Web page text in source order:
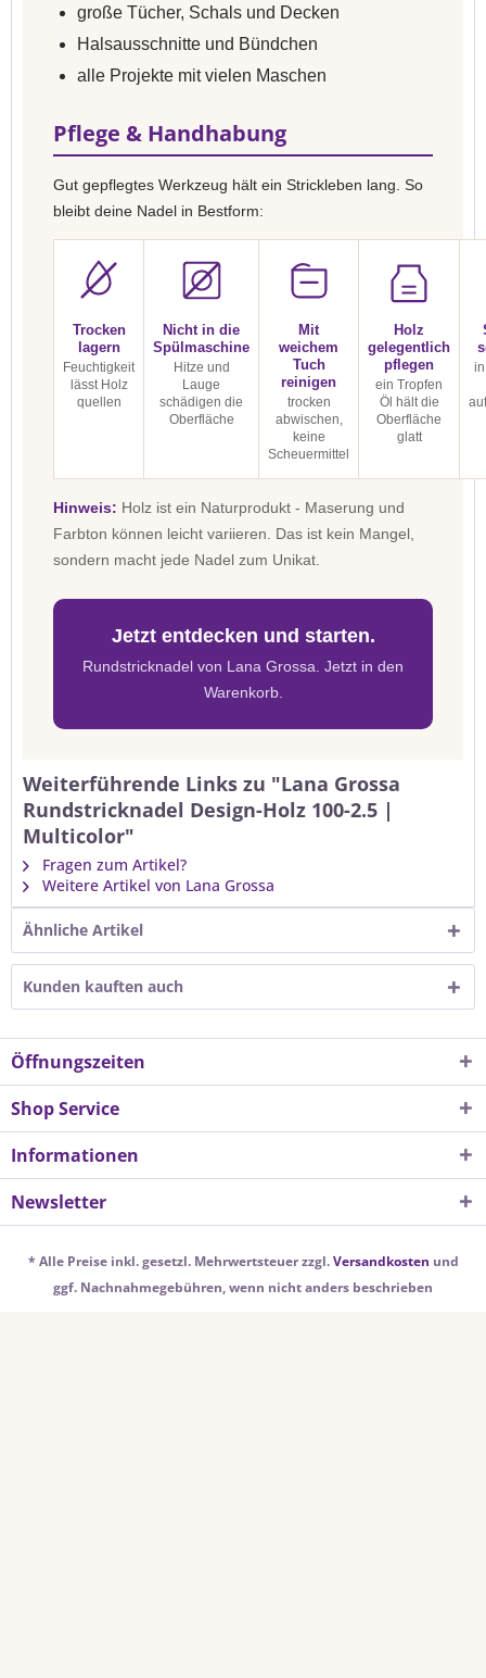
große Tücher, Schals und Decken
Halsausschnitte und Bündchen
alle Projekte mit vielen Maschen
Pflege & Handhabung
Gut gepflegtes Werkzeug hält ein Strickleben lang. So
bleibt deine Nadel in Bestform:
Trocken
lagern
Feuchtigkeit
lässt Holz
quellen
Nicht in die
Spülmaschine
Hitze und
Lauge
schädigen die
Oberfläche
Mit
weichem
Tuch
reinigen
trocken
abwischen,
keine
Scheuermittel
Holz
gelegentlich
pflegen
ein Tropfen
Öl hält die
Oberfläche
glatt
Hinweis: Holz ist ein Naturprodukt - Maserung und
Farbton können leicht variieren. Das ist kein Mangel,
sondern macht jede Nadel zum Unikat.
Jetzt entdecken und starten.
Rundstricknadel von Lana Grossa. Jetzt in den
Warenkorb.
Weiterführende Links zu "Lana Grossa
Rundstricknadel Design-Holz 100-2.5 |
Multicolor"
Fragen zum Artikel?
Weitere Artikel von Lana Grossa
Ähnliche Artikel
Kunden kauften auch
Öffnungszeiten
Shop Service
Informationen
Newsletter
* Alle Preise inkl. gesetzl. Mehrwertsteuer zzgl.Versandkosten und
ggf. Nachnahmegebühren, wenn nicht anders beschrieben